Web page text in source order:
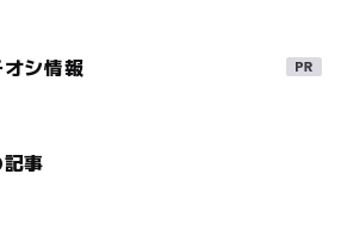
シ情報
事